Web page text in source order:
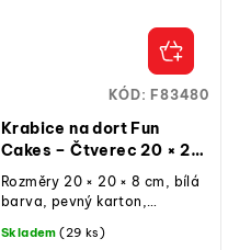
Krabice na dort Fun
Cakes – Čtverec 20 × 20
× 8 cm
Skladem (29 ks)
Rozměry 20 × 20 × 8 cm, bílá
barva, pevný karton,
znovupoužitelná při běžném
KÓD: F83480